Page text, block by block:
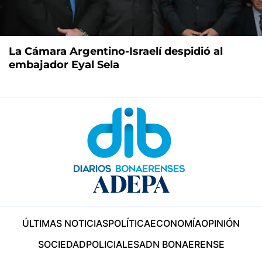
La Cámara Argentino-Israelí despidió al
embajador Eyal Sela
ÚLTIMAS NOTICIASPOLÍTICAECONOMÍAOPINIÓN
SOCIEDADPOLICIALESADN BONAERENSE